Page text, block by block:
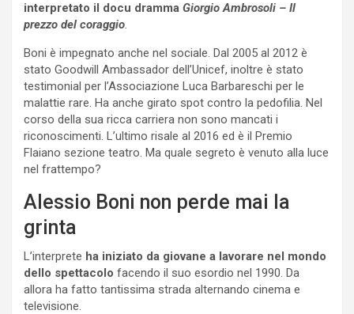
interpretato il docu dramma Giorgio Ambrosoli – Il
prezzo del coraggio.
Boni è impegnato anche nel sociale. Dal 2005 al 2012 è
stato Goodwill Ambassador dell’Unicef, inoltre è stato
testimonial per l’Associazione Luca Barbareschi per le
malattie rare. Ha anche girato spot contro la pedofilia. Nel
corso della sua ricca carriera non sono mancati i
riconoscimenti. L’ultimo risale al 2016 ed è il Premio
Flaiano sezione teatro. Ma quale segreto è venuto alla luce
nel frattempo?
Alessio Boni non perde mai la
grinta
L’interprete ha iniziato da giovane a lavorare nel mondo
dello spettacolo facendo il suo esordio nel 1990. Da
allora ha fatto tantissima strada alternando cinema e
televisione.